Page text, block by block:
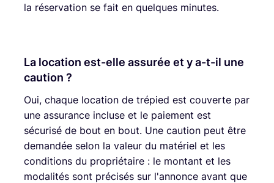
la réservation se fait en quelques minutes.
La location est-elle assurée et y a-t-il une
caution ?
Oui, chaque location de trépied est couverte par
une assurance incluse et le paiement est
sécurisé de bout en bout. Une caution peut être
demandée selon la valeur du matériel et les
conditions du propriétaire : le montant et les
modalités sont précisés sur l'annonce avant que